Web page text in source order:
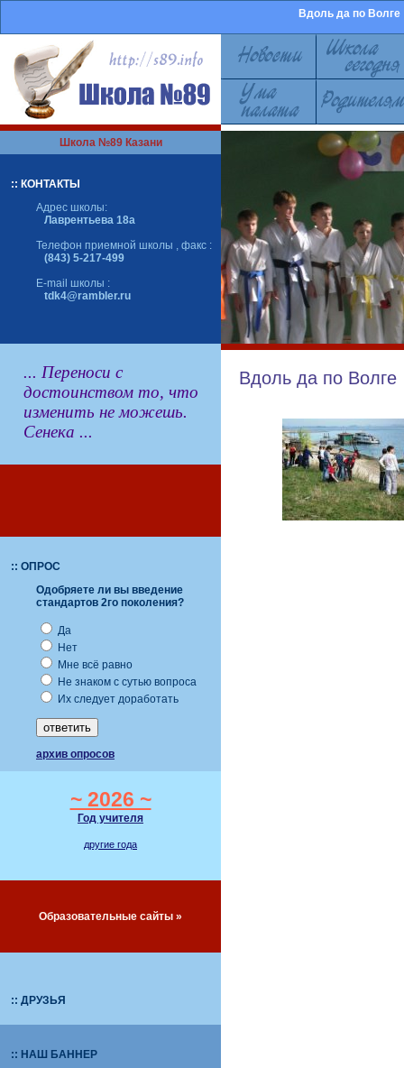
Вдоль да по Волге
Школа №89 Казани
:: КОНТАКТЫ
Адрес школы:
Лаврентьева 18а
Телефон приемной школы , факс :
(843) 5-217-499
E-mail школы :
tdk4@rambler.ru
... Переноси с
достоинством то, что
изменить не можешь.
Сенека ...
:: ОПРОС
Одобряете ли вы введение
стандартов 2го поколения?
Да
Нет
Мне всё равно
Не знаком с сутью вопроса
Их следует доработать
архив опросов
~ 2026 ~
Год учителя
другие года
Образовательные сайты »
:: ДРУЗЬЯ
:: НАШ БАННЕР
Вдоль да по Волге